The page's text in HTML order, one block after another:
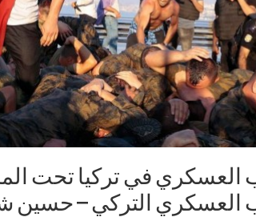
العسكري في تركيا تحت
العسكري التركي – حسين